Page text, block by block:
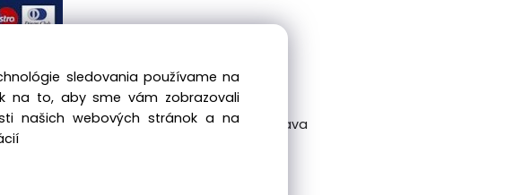
| Beckovská 38/A, 831 04 Bratislava
sledovania používame na
na to, aby sme vám zobrazovali
našich webových stránok a na